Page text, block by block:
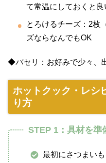
て常温にしておくと良
とろけるチーズ：2
ズならなんでもOK
◆パセリ：お好みで少々、
ホットクック・レシ
り方
STEP 1：具材を準
最初にさつまい